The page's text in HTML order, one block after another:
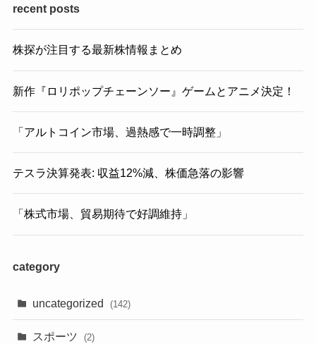
recent posts
株探が注目する最新株情報まとめ
新作『ロリポップチェーンソー』ゲームとアニメ決定！
「アルトコイン市場、過熱感で一時調整」
テスラ決算発表: 収益12%減、株価急落の影響
「株式市場、貿易期待で好調維持」
category
uncategorized (142)
スポーツ (2)